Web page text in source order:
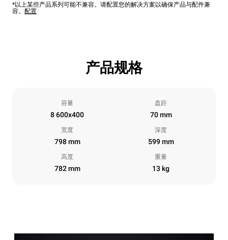
*以上某些产品系列可能不兼容。请配置您的解决方案以确保产品与配件兼
容。 配置
产品规格
容量
8 600x400
盘距
70 mm
宽度
798 mm
深度
599 mm
高度
782 mm
重量
13 kg